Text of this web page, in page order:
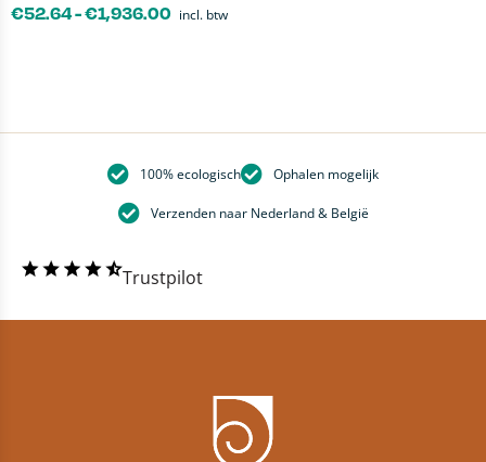
€52.64-€1,936.00 incl. btw
100% ecologisch Ophalen mogelijk
Verzenden naar Nederland & België
Trustpilot